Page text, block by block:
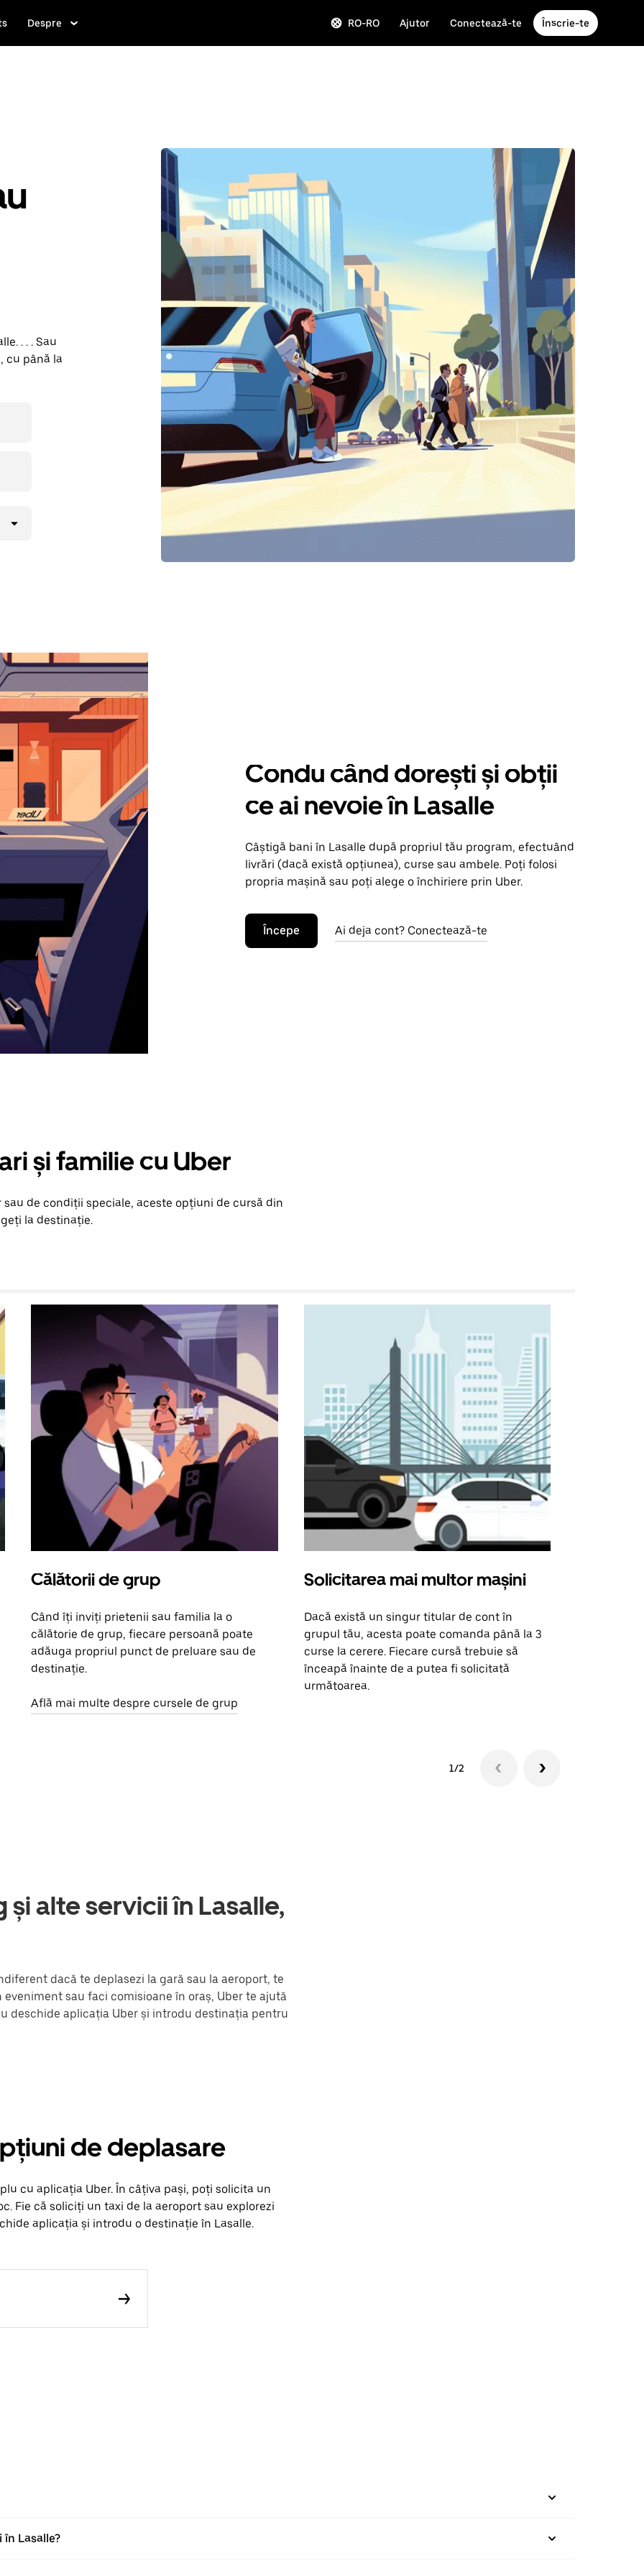
Despre RO-RO Ajutor Conectează-te Înscrie-te
. . . Sau
cu până la
Condu când dorești și obții
ce ai nevoie în Lasalle
Câștigă bani în Lasalle după propriul tău program, efectuând
livrări (dacă există opțiunea), curse sau ambele. Poți folosi
propria mașină sau poți alege o închiriere prin Uber.
Începe Ai deja cont? Conectează-te
și familie cu Uber
de condiții speciale, aceste opțiuni de cursă din
la destinație.
Călătorii de grup
Când îți inviți prietenii sau familia la o
călătorie de grup, fiecare persoană poate
adăuga propriul punct de preluare sau de
destinație.
Află mai multe despre cursele de grup
Solicitarea mai multor mașini
Dacă există un singur titular de cont în
grupul tău, acesta poate comanda până la 3
curse la cerere. Fiecare cursă trebuie să
înceapă înainte de a putea fi solicitată
următoarea.
1/2
alte servicii în Lasalle,
dacă te deplasezi la gară sau la aeroport, te
sau faci comisioane în oraș, Uber te ajută
deschide aplicația Uber și introdu destinația pentru
de deplasare
cu aplicația Uber. În câțiva pași, poți solicita un
Fie că soliciți un taxi de la aeroport sau explorezi
aplicația și introdu o destinație în Lasalle.
Lasalle?